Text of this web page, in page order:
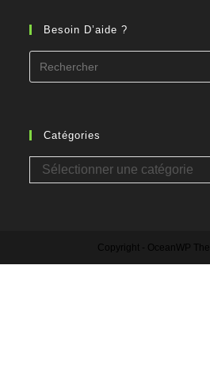
Besoin D’aide ?
Catégories
Sélectionner une catégorie
Copyright - OceanWP